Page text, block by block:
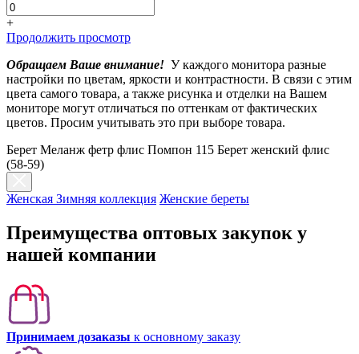
+
Продолжить просмотр
Обращаем Ваше внимание! У каждого монитора разные
настройки по цветам, яркости и контрастности. В связи с этим
цвета самого товара, а также рисунка и отделки на Вашем
мониторе могут отличаться по оттенкам от фактических
цветов. Просим учитывать это при выборе товара.
Берет Меланж фетр флис Помпон 115 Берет женский флис
(58-59)
Женская Зимняя коллекция Женские береты
Преимущества оптовых закупок у
нашей компании
Принимаем дозаказы к основному заказу